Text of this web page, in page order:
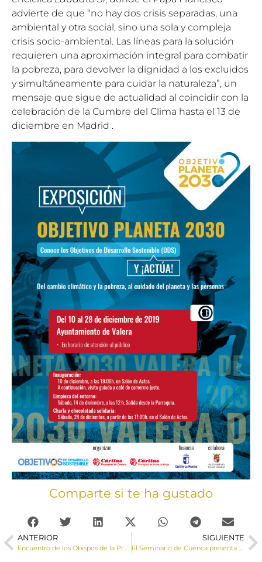
advierte de que “no hay dos crisis separadas, una
ambiental y otra social, sino una sola y compleja
crisis socio-ambiental. Las líneas para la solución
requieren una aproximación integral para combatir
la pobreza, para devolver la dignidad a los excluidos
y simultáneamente para cuidar la naturaleza”, un
mensaje que sigue de actualidad al coincidir con la
celebración de la Cumbre del Clima hasta el 13 de
diciembre en Madrid .
Comparte si te ha gustado
ANTERIOR
Encuentro de los Obispos de la Provincia Eclesiástica en la Casa de Ejercicios
SIGUIENTE
El Seminario de Cuenca presenta el CD ‘Cien veces más’ con 13 canciones con un mensaje vocacional y misionero